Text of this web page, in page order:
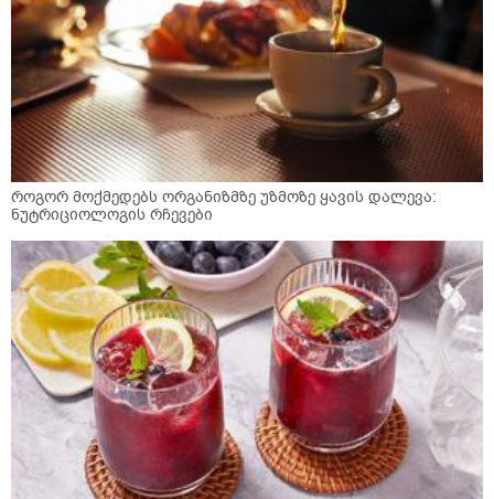
როგორ მოქმედებს ორგანიზმზე უზმოზე ყავის დალევა:
ნუტრიციოლოგის რჩევები